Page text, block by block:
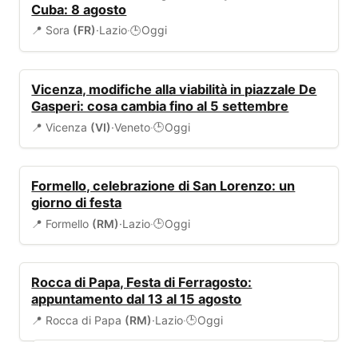
Cuba: 8 agosto
📍 Sora (FR)·Lazio·🕒Oggi
Vicenza, modifiche alla viabilità in piazzale De
Gasperi: cosa cambia fino al 5 settembre
📍 Vicenza (VI)·Veneto·🕒Oggi
Formello, celebrazione di San Lorenzo: un
giorno di festa
📍 Formello (RM)·Lazio·🕒Oggi
Rocca di Papa, Festa di Ferragosto:
appuntamento dal 13 al 15 agosto
📍 Rocca di Papa (RM)·Lazio·🕒Oggi